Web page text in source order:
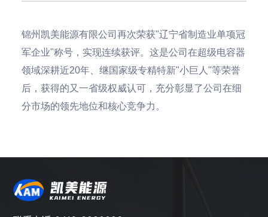
锦州凯美能源有限公司再次荣获"辽宁省制造业单项冠
军企业"称号，实现连续获评。这是公司在超级电容器
领域深耕近20年、继国家级专精特新"小巨人"等荣誉
后，获得的又一省级权威认可，充分彰显了公司在细
分市场的领先地位和核心竞争力。